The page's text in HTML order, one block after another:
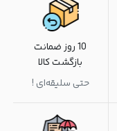
10 روز ضمانت
بازگشت کالا
حتی سلیقه‌ای !